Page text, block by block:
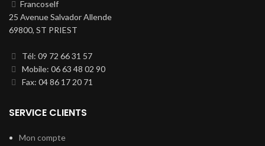
Francoself
25 Avenue Salvador Allende
69800, ST PRIEST
Tél: 09 72 66 31 57
Mobile: 06 63 48 02 90
Fax: 04 86 17 20 71
SERVICE CLIENTS
Mon compte